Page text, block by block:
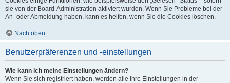
sie von der Board-Administration aktiviert wurden. Wenn Sie Probleme bei der
An- oder Abmeldung haben, kann es helfen, wenn Sie die Cookies löschen.
Nach oben
Benutzerpräferenzen und -einstellungen
Wie kann ich meine Einstellungen ändern?
Wenn Sie sich registriert haben, werden alle Ihre Einstellungen in der